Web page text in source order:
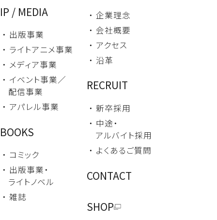
IP / MEDIA
・ 出版事業
・ ライトアニメ事業
・ メディア事業
・ イベント事業／
配信事業
・ アパレル事業
BOOKS
・ コミック
・ 出版事業・
ライトノベル
・ 雑誌
・ 企業理念
・ 会社概要
・ アクセス
・ 沿革
RECRUIT
・ 新卒採用
・ 中途・
アルバイト採用
・ よくあるご質問
CONTACT
SHOP